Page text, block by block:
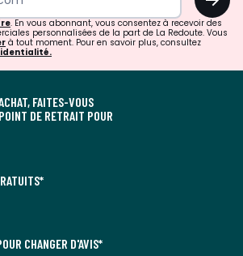
. En vous abonnant, vous consentez à recevoir des
personnalisées de la part de La Redoute. Vous
à tout moment. Pour en savoir plus, consultez
FAITES-VOUS
DE RETRAIT POUR
CHANGER D'AVIS*